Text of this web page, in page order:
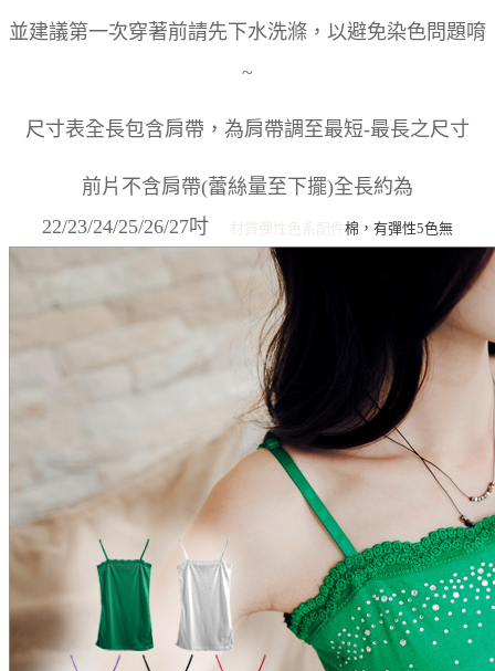
並建議第一次穿著前請先下水洗滌，以避免染色問題唷
~
尺寸表全長包含肩帶，為肩帶調至最短-最長之尺寸
前片不含肩帶(蕾絲量至下擺)全長約為
22/23/24/25/26/27吋
棉，有彈性5色無